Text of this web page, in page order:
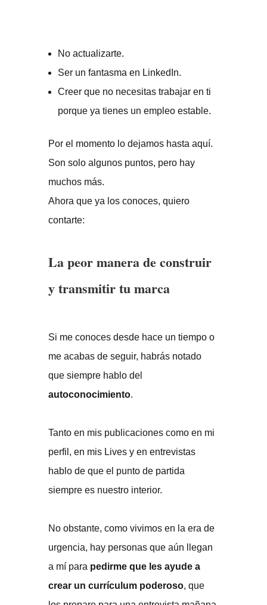
No actualizarte.
Ser un fantasma en LinkedIn.
Creer que no necesitas trabajar en ti
porque ya tienes un empleo estable.
Por el momento lo dejamos hasta aquí.
Son solo algunos puntos, pero hay
muchos más.
Ahora que ya los conoces, quiero
contarte:
La peor manera de construir
y transmitir tu marca
Si me conoces desde hace un tiempo o
me acabas de seguir, habrás notado
que siempre hablo del
autoconocimiento.
Tanto en mis publicaciones como en mi
perfil, en mis Lives y en entrevistas
hablo de que el punto de partida
siempre es nuestro interior.
No obstante, como vivimos en la era de
urgencia, hay personas que aún llegan
a mí para pedirme que les ayude a
crear un currículum poderoso, que